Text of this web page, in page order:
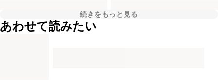
続きをもっと見る
あわせて読みたい